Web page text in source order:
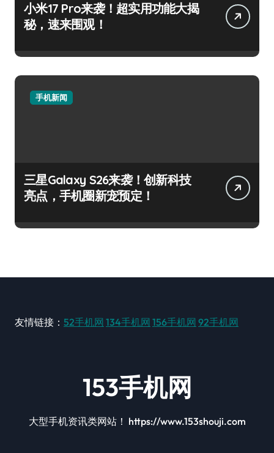
小米17 Pro来袭！超实用功能大揭
秘，速来围观！
手机新闻
三星Galaxy S26来袭！创新科技
亮点，手机圈新宠预定！
友情链接： 52手机网 134手机网 156手机网 92手机网
153手机网
大型手机资讯类网站！ https://www.153shouji.com